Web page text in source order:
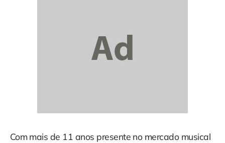
Com mais de 11 anos presente no mercado musical